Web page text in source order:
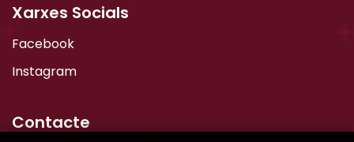
Xarxes Socials
Facebook
Instagram
Contacte